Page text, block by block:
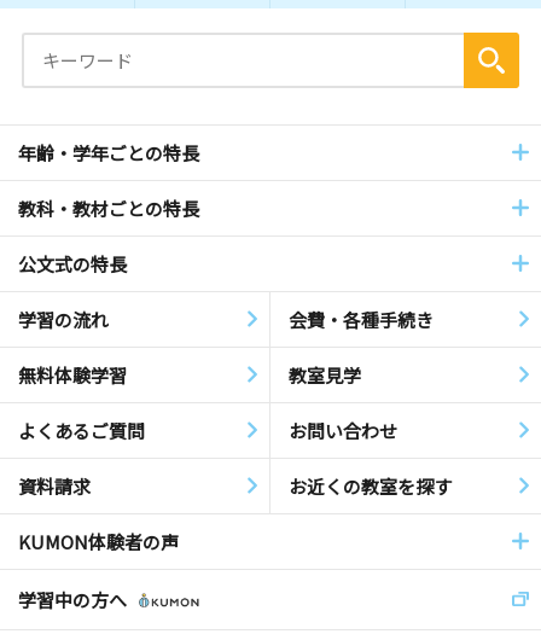
年齢・学年ごとの特長
教科・教材ごとの特長
公文式の特長
学習の流れ 会費・各種手続き
無料体験学習 教室見学
よくあるご質問 お問い合わせ
資料請求 お近くの教室を探す
KUMON体験者の声
学習中の方へ